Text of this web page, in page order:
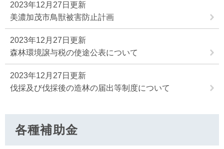
2023年12月27日更新
美濃加茂市鳥獣被害防止計画
2023年12月27日更新
森林環境譲与税の使途公表について
2023年12月27日更新
伐採及び伐採後の造林の届出等制度について
各種補助金